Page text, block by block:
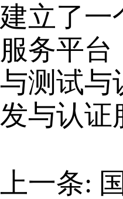
建立了一
服务平
与测试与
发与认证
上一条: